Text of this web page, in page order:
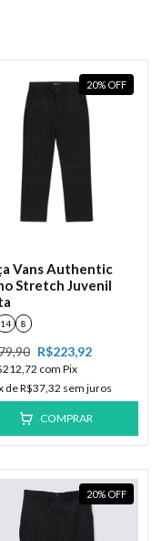
20% OFF
Vans Authentic
Stretch Juvenil
14 8
R$223,92
com Pix
deR$37,32 sem juros
COMPRAR
20% OFF